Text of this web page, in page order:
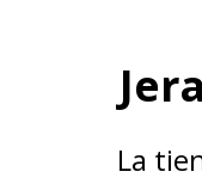
La